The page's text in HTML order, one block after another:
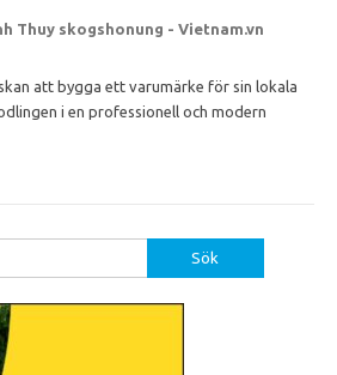
Thuy skogshonung - Vietnam.vn
att bygga ett varumärke för sin lokala
i en professionell och modern